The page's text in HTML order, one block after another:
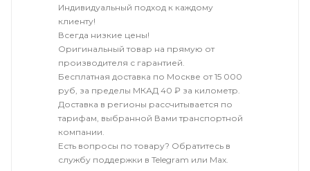
Индивидуальный подход к каждому
клиенту!
Всегда низкие цены!
Оригинальный товар на прямую от
производителя с гарантией.
Бесплатная доставка по Москве от 15 000
руб, за пределы МКАД 40 ₽ за километр.
Доставка в регионы рассчитывается по
тарифам, выбранной Вами транспортной
компании.
Есть вопросы по товару? Обратитесь в
службу поддержки в Telegram или Max.